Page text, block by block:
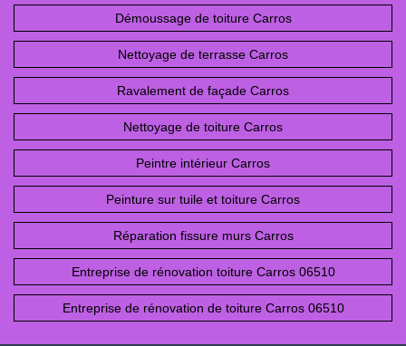
Démoussage de toiture Carros
Nettoyage de terrasse Carros
Ravalement de façade Carros
Nettoyage de toiture Carros
Peintre intérieur Carros
Peinture sur tuile et toiture Carros
Réparation fissure murs Carros
Entreprise de rénovation toiture Carros 06510
Entreprise de rénovation de toiture Carros 06510